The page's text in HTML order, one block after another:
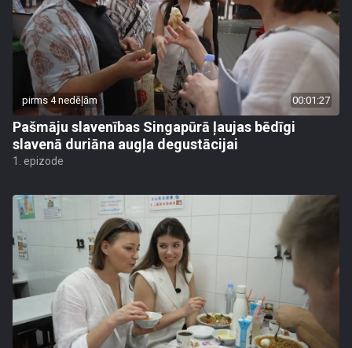
pirms 4 nedēļām 00:01:27
Pašmāju slavenības Singapūrā ļaujas bēdīgi
slavenā duriāna augļa degustācijai
1. epizode